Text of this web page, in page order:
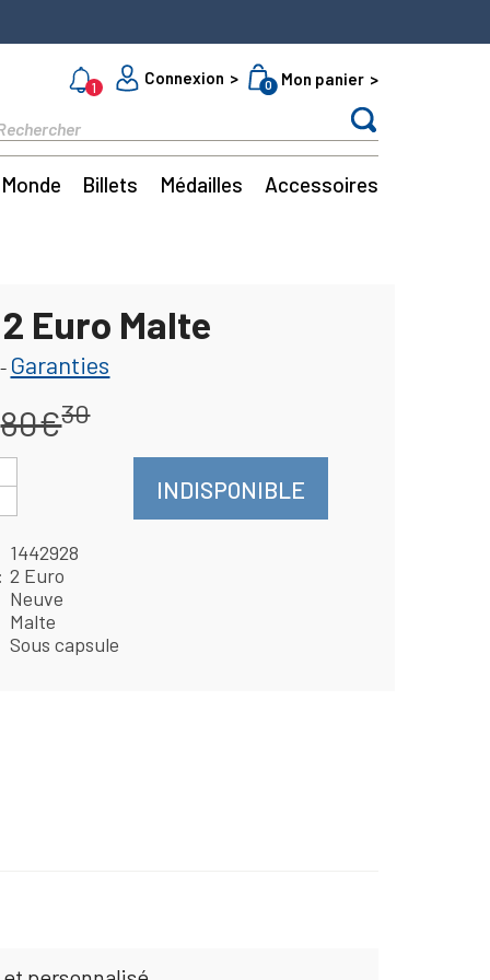
1
Connexion 0 Mon panier
Monde Billets Médailles Accessoires
Euro Malte
Garanties
80€30
INDISPONIBLE
1442928
2 Euro
Neuve
Malte
Sous capsule